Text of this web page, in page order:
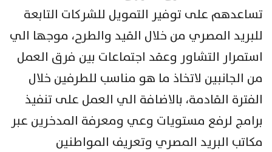
تساعدهم على توفير التمويل للشركات التابعة
للبريد المصري من خلال القيد والطرح، موجها الي
استمرار التشاور وعقد اجتماعات بين فرق العمل
من الجانبين لاتخاذ ما هو مناسب للطرفين خلال
الفترة القادمة، بالاضافة الي العمل على تنفيذ
برامج لرفع مستويات وعي ومعرفة المدخرين عبر
مكاتب البريد المصري وتعريف المواطنين